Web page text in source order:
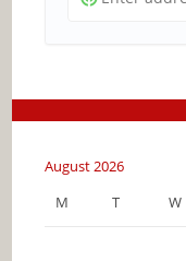
August 2026
M
T W